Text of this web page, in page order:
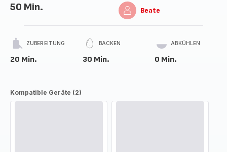
50 Min. Beate
ZUBEREITUNG
20 Min.
BACKEN
30 Min.
ABKÜHLEN
0 Min.
Kompatible Geräte (2)